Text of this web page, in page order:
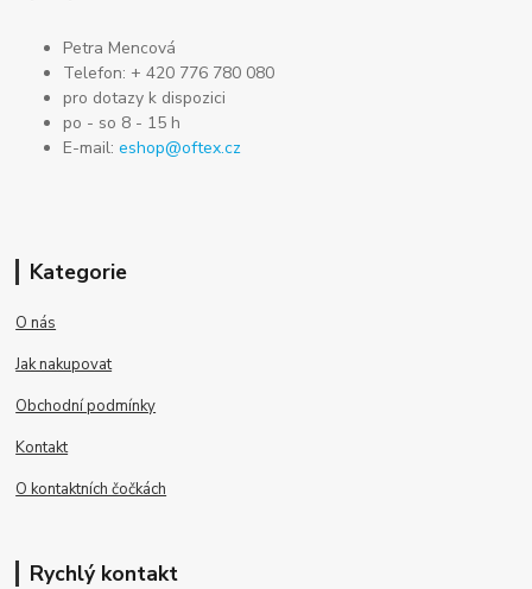
Petra Mencová
Telefon: + 420 776 780 080
pro dotazy k dispozici
po - so 8 - 15 h
E-mail:eshop@oftex.cz
Kategorie
O nás
Jak nakupovat
Obchodní podmínky
Kontakt
O kontaktních čočkách
Rychlý kontakt